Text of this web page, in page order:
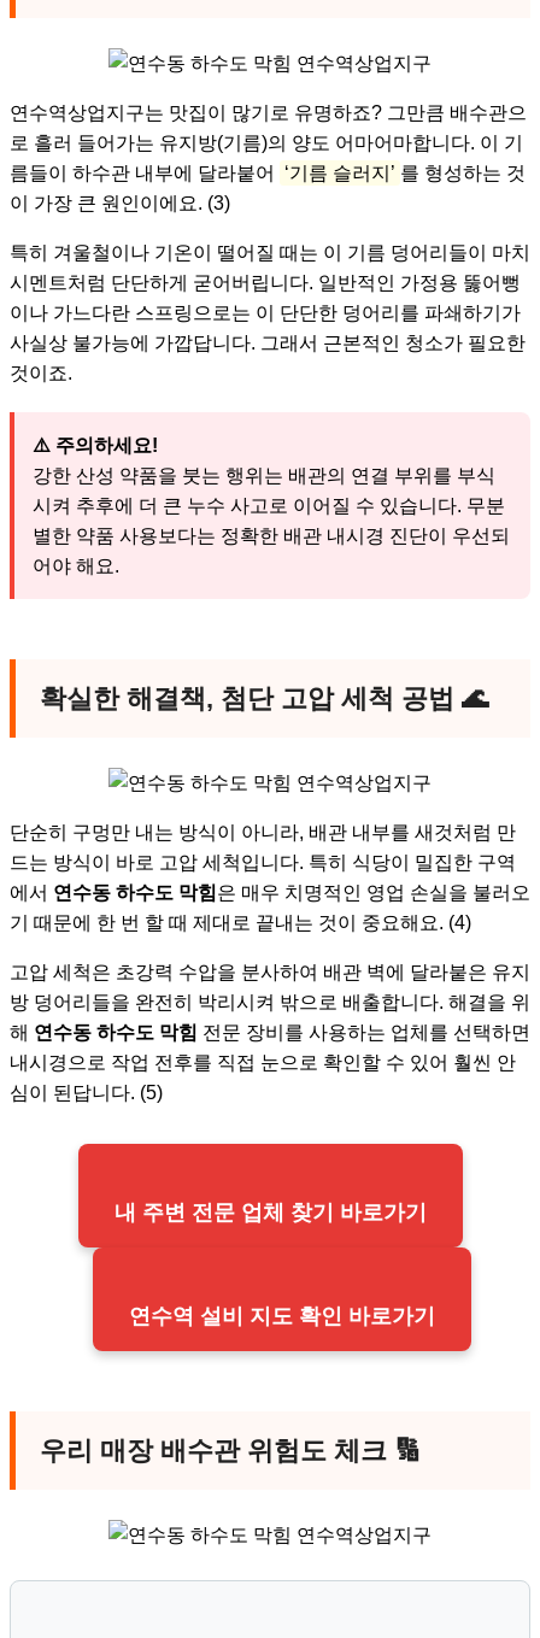
연수역상업지구는 맛집이 많기로 유명하죠? 그만큼 배수관으
로 흘러 들어가는 유지방(기름)의 양도 어마어마합니다. 이 기
름들이 하수관 내부에 달라붙어
‘기름 슬러지’ 를 형성하는 것
이 가장 큰 원인이에요. (3)
특히 겨울철이나 기온이 떨어질 때는 이 기름 덩어리들이 마치
시멘트처럼 단단하게 굳어버립니다. 일반적인 가정용 뚫어뻥
이나 가느다란 스프링으로는 이 단단한 덩어리를 파쇄하기가
사실상 불가능에 가깝답니다. 그래서 근본적인 청소가 필요한
것이죠.
⚠️ 주의하세요!
강한 산성 약품을 붓는 행위는 배관의 연결 부위를 부식
시켜 추후에 더 큰 누수 사고로 이어질 수 있습니다. 무분
별한 약품 사용보다는 정확한 배관 내시경 진단이 우선되
어야 해요.
확실한 해결책, 첨단 고압 세척 공법 🌊
단순히 구멍만 내는 방식이 아니라, 배관 내부를 새것처럼 만
드는 방식이 바로 고압 세척입니다. 특히 식당이 밀집한 구역
에서 연수동 하수도 막힘은 매우 치명적인 영업 손실을 불러오
기 때문에 한 번 할 때 제대로 끝내는 것이 중요해요. (4)
고압 세척은 초강력 수압을 분사하여 배관 벽에 달라붙은 유지
방 덩어리들을 완전히 박리시켜 밖으로 배출합니다. 해결을 위
해 연수동 하수도 막힘 전문 장비를 사용하는 업체를 선택하면
내시경으로 작업 전후를 직접 눈으로 확인할 수 있어 훨씬 안
심이 된답니다. (5)
내 주변 전문 업체 찾기 바로가기
연수역 설비 지도 확인 바로가기
우리 매장 배수관 위험도 체크 🔢